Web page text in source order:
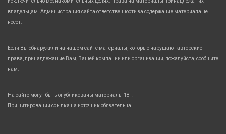
владельцам. Администрация сайта ответственности за содержание материала не
несет.
Если Вы обнаружили на нашем сайте материалы, которые нарушают авторские
права, принадлежащие Вам, Вашей компании или организации, пожалуйста, сообщите
нам.
На сайте могут быть опубликованы материалы 18+!
При цитировании ссылка на источник обязательна.